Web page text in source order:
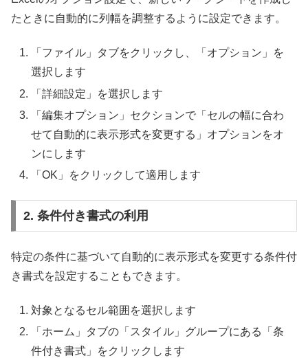
たときに自動的に列幅を調整するように設定できます。
「ファイル」タブをクリックし、「オプション」を
選択します
「詳細設定」を選択します
「編集オプション」セクションで「セルの幅に合わ
せて自動的に表示形式を変更する」オプションをオ
ンにします
「OK」をクリックして適用します
2. 条件付き書式の利用
特定の条件に基づいて自動的に表示形式を変更する条件付
き書式を設定することもできます。
対象となるセル範囲を選択します
「ホーム」タブの「スタイル」グループにある「条
件付き書式」をクリックします